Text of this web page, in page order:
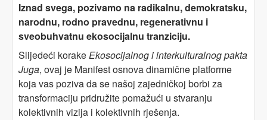
Iznad svega, pozivamo na radikalnu, demokratsku,
narodnu, rodno pravednu, regenerativnu i
sveobuhvatnu ekosocijalnu tranziciju.
Slijedeći korakeEkosocijalnog i interkulturalnog pakta
Juga, ovaj je Manifest osnova dinamične platforme
koja vas poziva da se našoj zajedničkoj borbi za
transformaciju pridružite pomažući u stvaranju
kolektivnih vizija i kolektivnih rješenja.